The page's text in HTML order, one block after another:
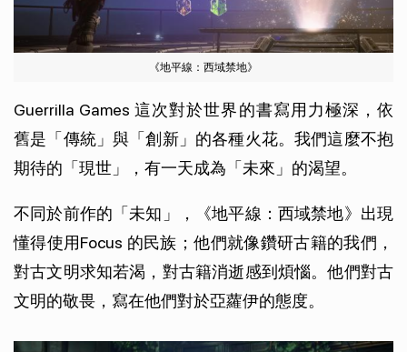
《地平線：西域禁地》
Guerrilla Games 這次對於世界的書寫用力極深，依
舊是「傳統」與「創新」的各種火花。我們這麼不抱
期待的「現世」，有一天成為「未來」的渴望。
不同於前作的「未知」，《地平線：西域禁地》出現
懂得使用Focus 的民族；他們就像鑽研古籍的我們，
對古文明求知若渴，對古籍消逝感到煩惱。他們對古
文明的敬畏，寫在他們對於亞蘿伊的態度。